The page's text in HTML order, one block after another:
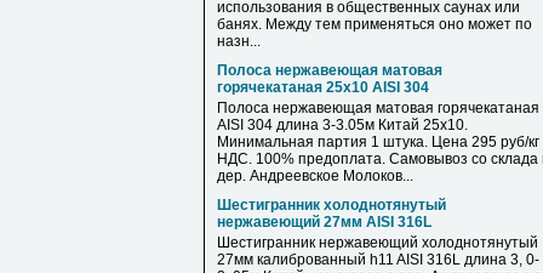
использования в общественных саунах или
банях. Между тем применяться оно может по
назн...
Полоса нержавеющая матовая
горячекатаная 25х10 AISI 304
Полоса нержавеющая матовая горячекатаная
AISI 304 длина 3-3.05м Китай 25х10.
Минимальная партия 1 штука. Цена 295 руб/кг
НДС. 100% предоплата. Самовывоз со склада
дер. Андреевское Молоков...
Шестигранник холоднотянутый
нержавеющий 27мм AISI 316L
Шестигранник нержавеющий холоднотянутый
27мм калиброванный h11 AISI 316L длина 3, 0-